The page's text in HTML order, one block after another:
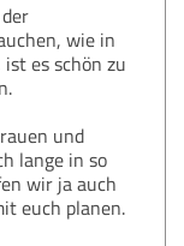
wie in
es schön zu
und
lange in so
wir ja auch
euch planen.